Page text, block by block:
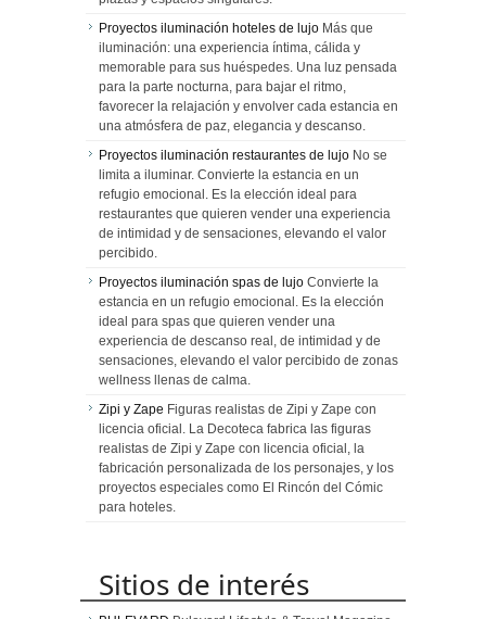
Proyectos iluminación hoteles de lujo Más que
iluminación: una experiencia íntima, cálida y
memorable para sus huéspedes. Una luz pensada
para la parte nocturna, para bajar el ritmo,
favorecer la relajación y envolver cada estancia en
una atmósfera de paz, elegancia y descanso.
Proyectos iluminación restaurantes de lujo No se
limita a iluminar. Convierte la estancia en un
refugio emocional. Es la elección ideal para
restaurantes que quieren vender una experiencia
de intimidad y de sensaciones, elevando el valor
percibido.
Proyectos iluminación spas de lujo Convierte la
estancia en un refugio emocional. Es la elección
ideal para spas que quieren vender una
experiencia de descanso real, de intimidad y de
sensaciones, elevando el valor percibido de zonas
wellness llenas de calma.
Zipi y Zape Figuras realistas de Zipi y Zape con
licencia oficial. La Decoteca fabrica las figuras
realistas de Zipi y Zape con licencia oficial, la
fabricación personalizada de los personajes, y los
proyectos especiales como El Rincón del Cómic
para hoteles.
Sitios de interés